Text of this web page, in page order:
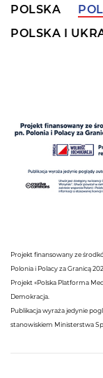
POLSKA
POLSKA I
Projekt finansowany ze
Polonia i Polacy za Granicą
Projekt «Polska Platforma
Demokracja.
Publikacja wyraża jedynie
stanowiskiem Ministerstwa